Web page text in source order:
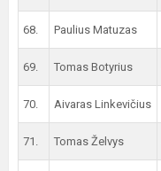
68. Paulius Matuzas
69. Tomas Botyrius
70. Aivaras Linkevičius
71. Tomas Želvys